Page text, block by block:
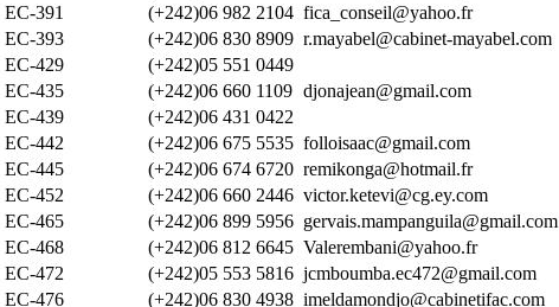
EC-391 (+242)06 982 2104 fica_conseil@yahoo.fr
EC-393 (+242)06 830 8909 r.mayabel@cabinet-mayabel.com
EC-429 (+242)05 551 0449
EC-435 (+242)06 660 1109 djonajean@gmail.com
EC-439 (+242)06 431 0422
EC-442 (+242)06 675 5535 folloisaac@gmail.com
EC-445 (+242)06 674 6720 remikonga@hotmail.fr
EC-452 (+242)06 660 2446 victor.ketevi@cg.ey.com
EC-465 (+242)06 899 5956 gervais.mampanguila@gmail.com
EC-468 (+242)06 812 6645 Valerembani@yahoo.fr
EC-472 (+242)05 553 5816 jcmboumba.ec472@gmail.com
EC-476 (+242)06 830 4938 imeldamondjo@cabinetifac.com